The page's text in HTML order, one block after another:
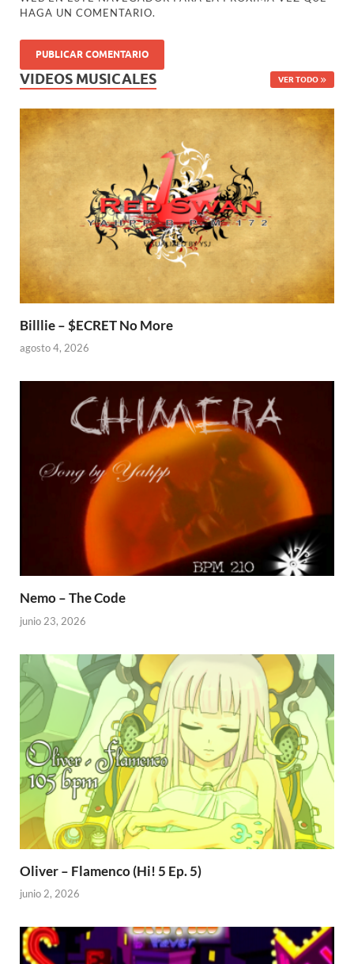
HAGA UN COMENTARIO.
VIDEOS MUSICALES VER TODO
Billlie – $ECRET No More
agosto 4, 2026
Nemo – The Code
junio 23, 2026
Oliver – Flamenco (Hi! 5 Ep. 5)
junio 2, 2026